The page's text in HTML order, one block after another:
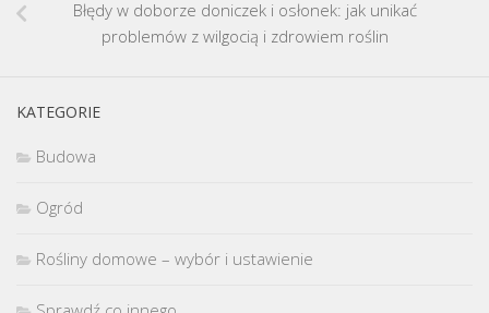
Błędy w doborze doniczek i osłonek: jak unikać
problemów z wilgocią i zdrowiem roślin
KATEGORIE
Budowa
Ogród
Rośliny domowe – wybór i ustawienie